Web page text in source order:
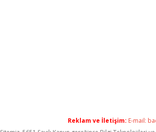
Reklam ve İletişim: E-mail: